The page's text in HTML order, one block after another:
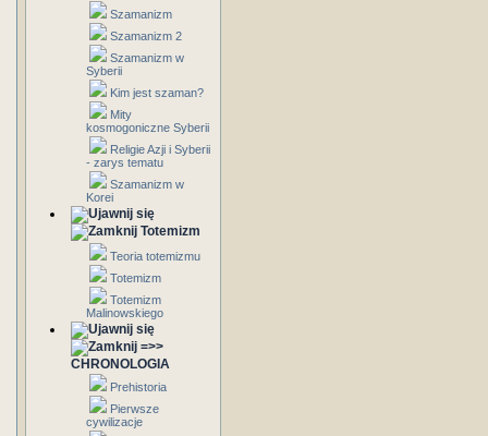
Szamanizm
Szamanizm 2
Szamanizm w
Syberii
Kim jest szaman?
Mity
kosmogoniczne Syberii
Religie Azji i Syberii
- zarys tematu
Szamanizm w
Korei
Totemizm
Teoria totemizmu
Totemizm
Totemizm
Malinowskiego
=>>
CHRONOLOGIA
Prehistoria
Pierwsze
cywilizacje